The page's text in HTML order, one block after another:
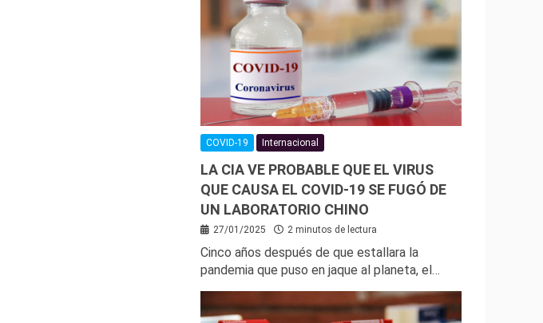
COVID-19 Internacional
LA CIA VE PROBABLE QUE EL VIRUS
QUE CAUSA EL COVID-19 SE FUGÓ DE
UN LABORATORIO CHINO
27/01/2025 2 minutos de lectura
Cinco años después de que estallara la
pandemia que puso en jaque al planeta, el…